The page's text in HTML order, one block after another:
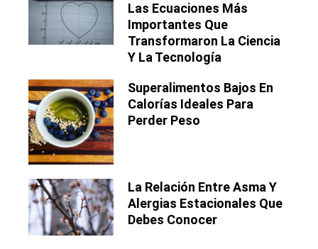
Las Ecuaciones Más
Importantes Que
Transformaron La Ciencia
Y La Tecnología
Superalimentos Bajos En
Calorías Ideales Para
Perder Peso
La Relación Entre Asma Y
Alergias Estacionales Que
Debes Conocer